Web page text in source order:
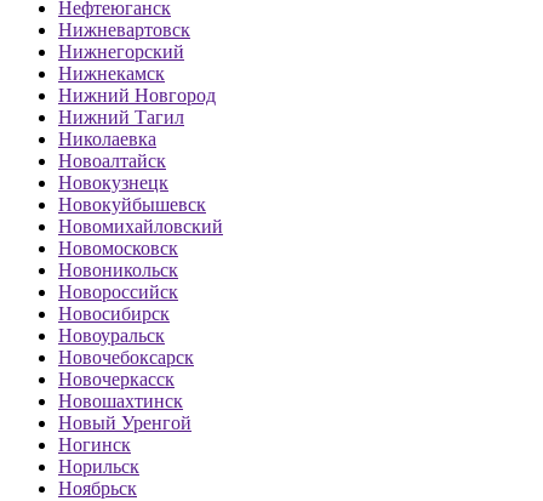
Нефтеюганск
Нижневартовск
Нижнегорский
Нижнекамск
Нижний Новгород
Нижний Тагил
Николаевка
Новоалтайск
Новокузнецк
Новокуйбышевск
Новомихайловский
Новомосковск
Новоникольск
Новороссийск
Новосибирск
Новоуральск
Новочебоксарск
Новочеркасск
Новошахтинск
Новый Уренгой
Ногинск
Норильск
Ноябрьск